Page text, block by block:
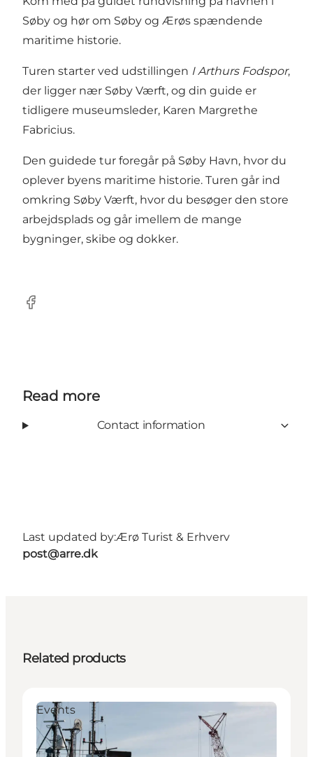
Søby og hør om Søby og Ærøs spændende
maritime historie.
Turen starter ved udstillingen I Arthurs Fodspor,
der ligger nær Søby Værft, og din guide er
tidligere museumsleder, Karen Margrethe
Fabricius.
Den guidede tur foregår på Søby Havn, hvor du
oplever byens maritime historie. Turen går ind
omkring Søby Værft, hvor du besøger den store
arbejdsplads og går imellem de mange
bygninger, skibe og dokker.
Facebook
Read more
Contact information
Last updated by:Ærø Turist & Erhverv
post@arre.dk
Related products
Events